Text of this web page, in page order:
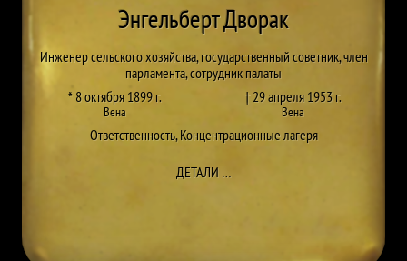
Энгельберт Дворак
Инженер сельского хозяйства, государственный советник, член
парламента, сотрудник палаты
* 8 октября 1899 г.
Вена
† 29 апреля 1953 г.
Вена
Ответственность,Концентрационные лагеря
ДЕТАЛИ…ДО ENGELBERT DWORAK